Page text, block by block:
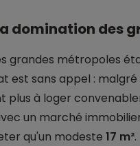
domination des
grandes métropoles
est sans appel :
plus à loger
un marché
qu'un modeste 17 m².